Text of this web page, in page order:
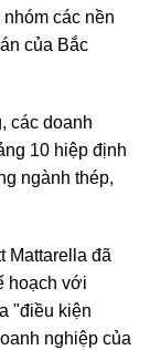
các nền
của Bắc
các doanh
10 hiệp định
ngành thép,
Mattarella đã
hoạch với
"điều kiện
nghiệp của